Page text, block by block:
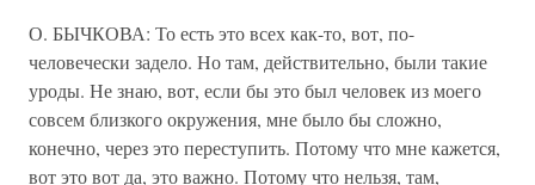
О. БЫЧКОВА: То есть это всех как-то, вот, по-
человечески задело. Но там, действительно, были такие
уроды. Не знаю, вот, если бы это был человек из моего
совсем близкого окружения, мне было бы сложно,
конечно, через это переступить. Потому что мне кажется,
вот это вот да, это важно. Потому что нельзя, там,